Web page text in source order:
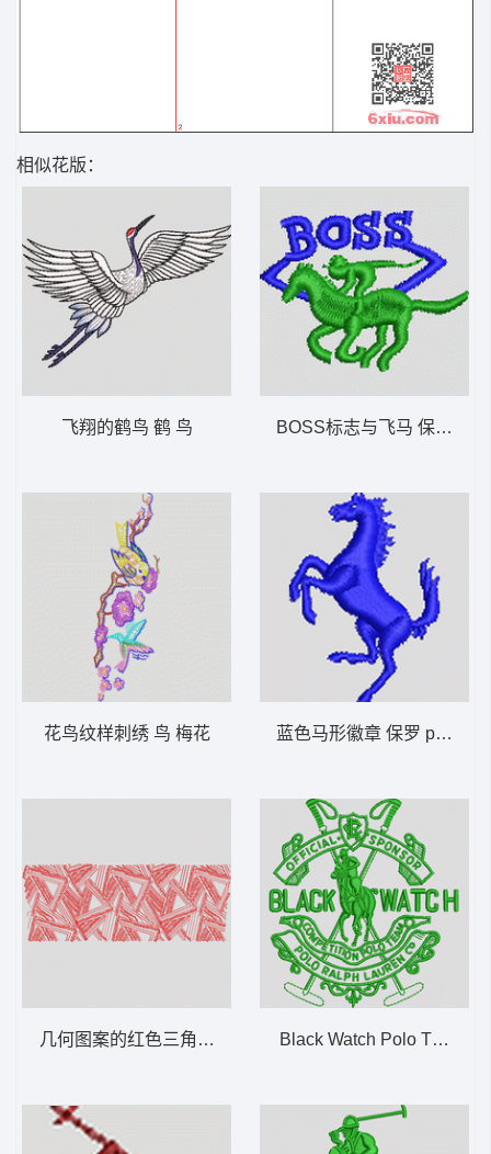
相似花版：
飞翔的鹤鸟 鹤 鸟
花鸟纹样刺绣 鸟 梅花
几何图案的红色三角形 抽象 几何
BOSS标志与飞马 保罗
蓝色马形徽章 保罗 polo 骑
Black Watch Polo Team